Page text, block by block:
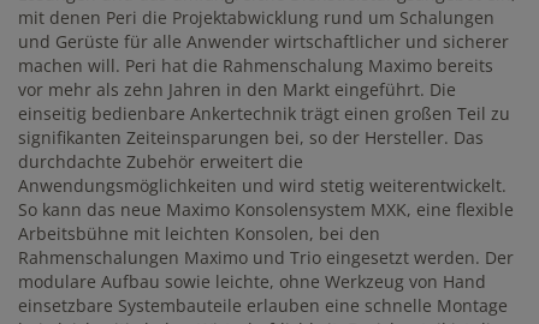
mit denen Peri die Projektabwicklung rund um Schalungen
und Gerüste für alle Anwender wirtschaftlicher und sicherer
machen will. Peri hat die Rahmenschalung Maximo bereits
vor mehr als zehn Jahren in den Markt eingeführt. Die
einseitig bedienbare Ankertechnik trägt einen großen Teil zu
signifikanten Zeiteinsparungen bei, so der Hersteller. Das
durchdachte Zubehör erweitert die
Anwendungsmöglichkeiten und wird stetig weiterentwickelt.
So kann das neue Maximo Konsolensystem MXK, eine flexible
Arbeitsbühne mit leichten Konsolen, bei den
Rahmenschalungen Maximo und Trio eingesetzt werden. Der
modulare Aufbau sowie leichte, ohne Werkzeug von Hand
einsetzbare Systembauteile erlauben eine schnelle Montage